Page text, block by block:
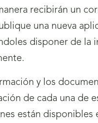
recibirán un
una nueva
disponer de la
y los
de cada una de
están disponibles